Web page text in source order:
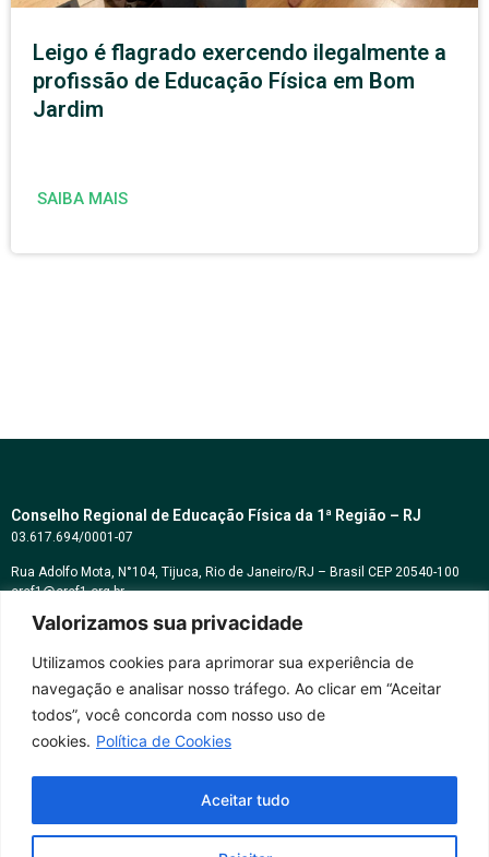
Valorizamos sua privacidade
Utilizamos cookies para aprimorar sua experiência de
navegação e analisar nosso tráfego. Ao clicar em “Aceitar
todos”, você concorda com nosso uso de
cookies. Política de Cookies
Aceitar tudo
Leigo é flagrado exercendo ilegalmente a
profissão de Educação Física em Bom
Jardim
SAIBA MAIS
Conselho Regional de Educação Física da 1ª Região – RJ
03.617.694/0001-07
Rua Adolfo Mota, N°104, Tijuca, Rio de Janeiro/RJ – Brasil CEP 20540-100
cref1@cref1.org.br
Assessoria de comunicação:
Horários de atendimento:
Whatsapp: (21) 2569-2398